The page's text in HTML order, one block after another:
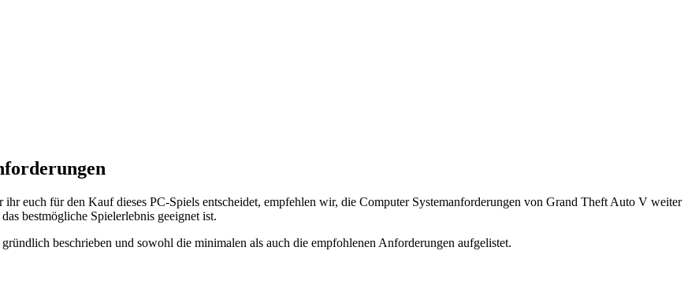
euch für den Kauf dieses PC-Spiels entscheidet, empfehlen wir, die Computer Systemanforderungen von Grand Theft Auto V weiter
bestmögliche Spielerlebnis geeignet ist.
beschrieben und sowohl die minimalen als auch die empfohlenen Anforderungen aufgelistet.